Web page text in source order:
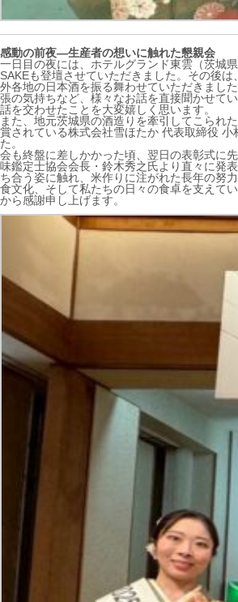
感動の前夜―生産者の想いに触れた懇親会
一日目の夜には、ホテルグランド東雲（茨城
SAKEも登壇させていただきました。その後
外各地の日本酒を振る舞わせていただきまし
張の気持ちなど、様々なお話を直接聞かせて
話を交わせたことを大変嬉しく思います。
また、地元茨城県の酒造りを牽引してこられ
賞されている株式会社雪ほたか 代表取締役
た。
会も終盤に差しかかった頃、翌日の表彰式に
味鑑定士協会会長・鈴木秀之氏より直々に発
ち合う姿に触れ、米作りに注がれた長年の努
食文化、そして私たちの日々の食卓を支えて
から感謝申し上げます。